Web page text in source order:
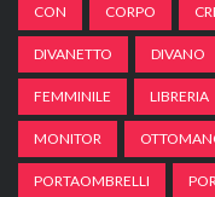
CON CORPO
DIVANETTO DIVANO
FEMMINILE LIBRERIA
MONITOR
PORTAOMBRELLI